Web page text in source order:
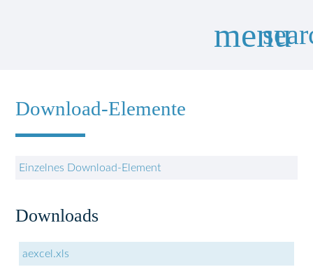
menu
Suchbegriffe
Download-Elemente
Einzelnes Download-Element
Downloads
aexcel.xls